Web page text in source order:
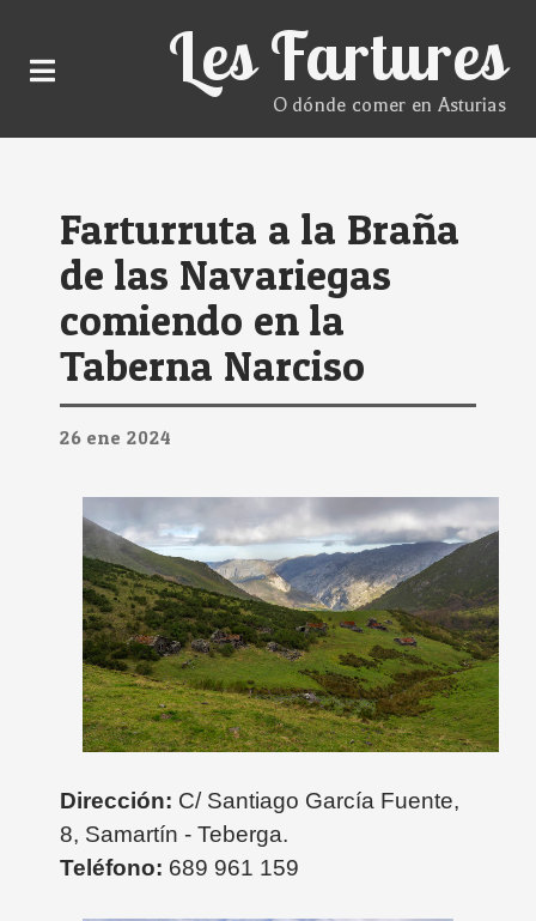
Les Fartures
O dónde comer en Asturias
Farturruta a la Braña
de las Navariegas
comiendo en la
Taberna Narciso
26 ene 2024
Dirección: C/ Santiago García Fuente,
8, Samartín - Teberga.
Teléfono: 689 961 159